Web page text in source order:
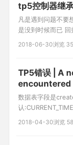
tp5控制器继
凡是遇到问题不要
是没到时候而已
2018-06-30浏览
TP5错误 | A
encountered
数据表字段是
认
well formed
2018-04-30浏览